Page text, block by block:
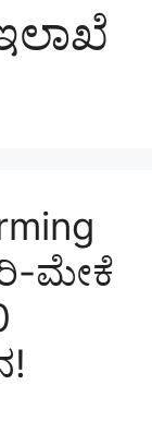
ಮೇಕೆ